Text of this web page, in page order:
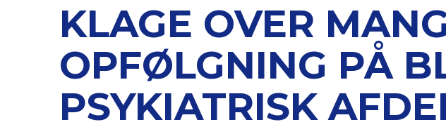
KLAGE OVER
OPFØLGNING PÅ
PSYKIATRISK